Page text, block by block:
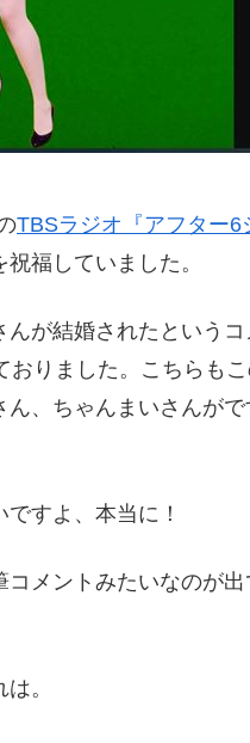
TBSラジオ『アフター6
福していました。
んが結婚されたという
おりました。こちらも
ん、ちゃんまいさんが
すよ、本当に！
コメントみたいなのが
。